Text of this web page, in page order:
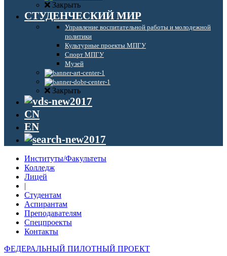
Закрыть
СТУДЕНЧЕСКИЙ МИР
Управление воспитательной работы и молодежной
политики
Культурные проекты МПГУ
Спорт МПГУ
Музей
Закрыть
CN
EN
Институты/Факультеты
Колледж
Лицей
|
Студентам
Аспирантам
Преподавателям
Спецпроекты
Контакты
ФЕДЕРАЛЬНЫЙ ПИЛОТНЫЙ ПРОЕКТ